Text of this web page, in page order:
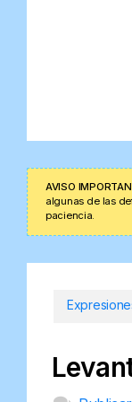
AVISO
algunas de las
paciencia.